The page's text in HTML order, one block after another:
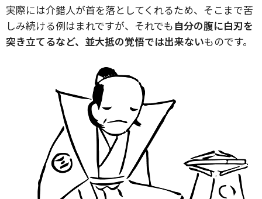
実際には介錯人が首を落としてくれるため、そこまで苦
しみ続ける例はまれですが、それでも自分の腹に白刃を
突き立てるなど、並大抵の覚悟では出来ないものです。